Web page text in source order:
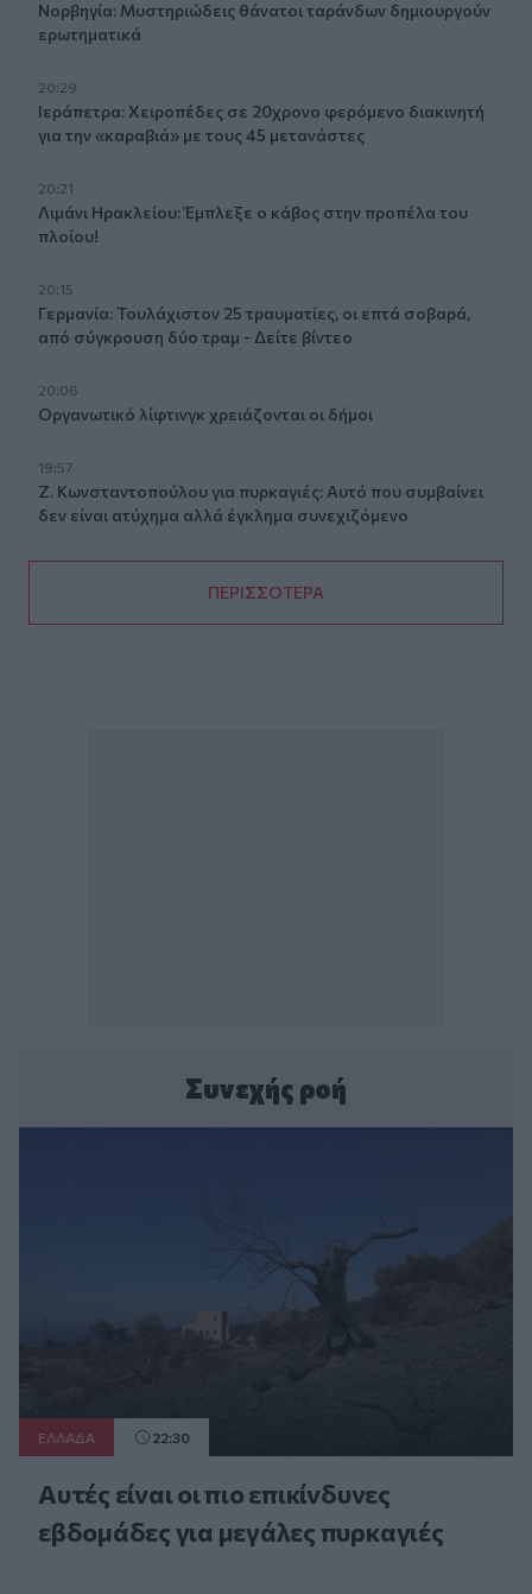
Νορβηγία: Μυστηριώδεις θάνατοι ταράνδων δημιουργούν
ερωτηματικά
20:29
Ιεράπετρα: Χειροπέδες σε 20χρονο φερόμενο διακινητή
για την «καραβιά» με τους 45 μετανάστες
20:21
Λιμάνι Ηρακλείου: Έμπλεξε ο κάβος στην προπέλα του
πλοίου!
20:15
Γερμανία: Τουλάχιστον 25 τραυματίες, οι επτά σοβαρά,
από σύγκρουση δύο τραμ - Δείτε βίντεο
20:06
Οργανωτικό λίφτινγκ χρειάζονται οι δήμοι
19:57
Ζ. Κωνσταντοπούλου για πυρκαγιές: Αυτό που συμβαίνει
δεν είναι ατύχημα αλλά έγκλημα συνεχιζόμενο
ΠΕΡΙΣΣΟΤΕΡΑ
Συνεχής ροή
ΕΛΛAΔΑ 22:30
Αυτές είναι οι πιο επικίνδυνες
εβδομάδες για μεγάλες πυρκαγιές